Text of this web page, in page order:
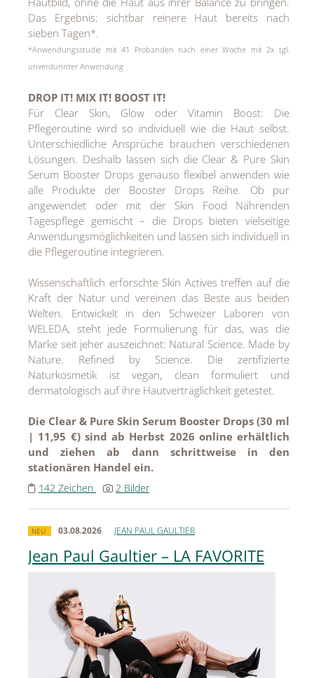
Das Ergebnis: sichtbar reinere Haut bereits nach
sieben Tagen*.
*Anwendungsstudie mit 41 Probanden nach einer Woche mit 2x tgl.
unverdünnter Anwendung
DROP IT! MIX IT! BOOST IT!
Für Clear Skin, Glow oder Vitamin Boost: Die
Pflegeroutine wird so individuell wie die Haut selbst.
Unterschiedliche Ansprüche brauchen verschiedenen
Lösungen. Deshalb lassen sich die Clear & Pure Skin
Serum Booster Drops genauso flexibel anwenden wie
alle Produkte der Booster Drops Reihe. Ob pur
angewendet oder mit der Skin Food Nährenden
Tagespflege gemischt – die Drops bieten vielseitige
Anwendungsmöglichkeiten und lassen sich individuell in
die Pflegeroutine integrieren.
Wissenschaftlich erforschte Skin Actives treffen auf die
Kraft der Natur und vereinen das Beste aus beiden
Welten. Entwickelt in den Schweizer Laboren von
WELEDA, steht jede Formulierung für das, was die
Marke seit jeher auszeichnet: Natural Science. Made by
Nature. Refined by Science. Die zertifizierte
Naturkosmetik ist vegan, clean formuliert und
dermatologisch auf ihre Hautverträglichkeit getestet.
Die Clear & Pure Skin Serum Booster Drops (30 ml
| 11,95 €) sind ab Herbst 2026 online erhältlich
und ziehen ab dann schrittweise in den
stationären Handel ein.
142 Zeichen 2 Bilder
NEU 03.08.2026 JEAN PAUL GAULTIER
Jean Paul Gaultier – LA FAVORITE